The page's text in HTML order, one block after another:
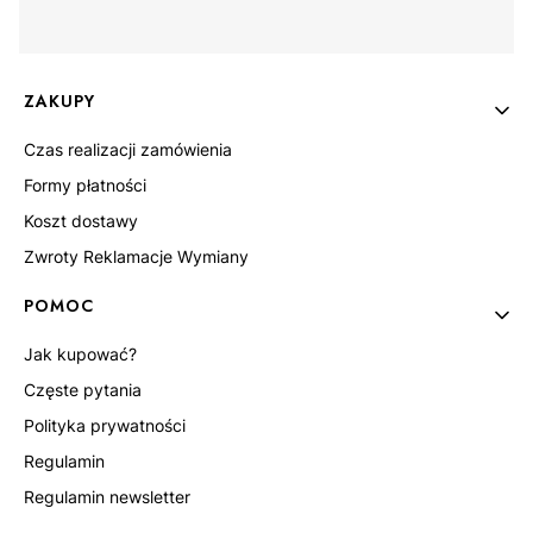
Linki w stopce
ZAKUPY
Czas realizacji zamówienia
Formy płatności
Koszt dostawy
Zwroty Reklamacje Wymiany
POMOC
Jak kupować?
Częste pytania
Polityka prywatności
Regulamin
Regulamin newsletter